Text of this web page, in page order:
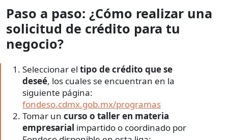
Paso a paso: ¿Cómo realizar una
solicitud de crédito para tu
negocio?
Seleccionar el tipo de crédito que se
deseé, los cuales se encuentran en la
siguiente página:
fondeso.cdmx.gob.mx/programas
Tomar un curso o taller en materia
empresarial impartido o coordinado por